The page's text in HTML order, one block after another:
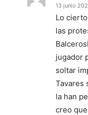
13 junio
Lo
las
jugador
soltar
Tavares
la han
creo